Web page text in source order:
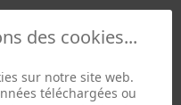
des cookies...
sur notre site web.
téléchargées ou